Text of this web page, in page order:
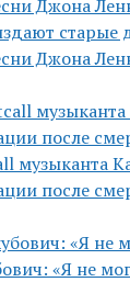
старые
Джона
музыканта
после
«Я не